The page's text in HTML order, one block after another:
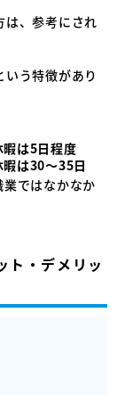
は、参考にされ
う特徴があり
は5日程度
は30〜35日
ではなかなか
ト・デメリッ